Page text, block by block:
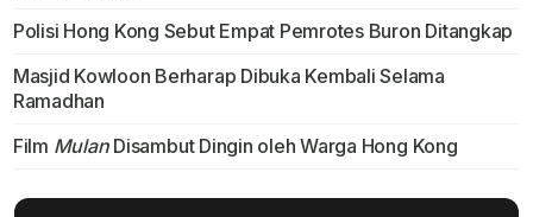
Polisi Hong Kong Sebut Empat Pemrotes Buron Ditangkap
Masjid Kowloon Berharap Dibuka Kembali Selama
Ramadhan
Film MulanDisambut Dingin oleh Warga Hong Kong